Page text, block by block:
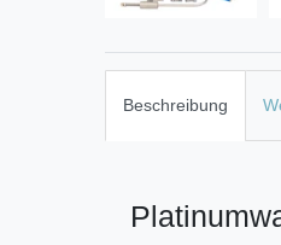
Beschreibung